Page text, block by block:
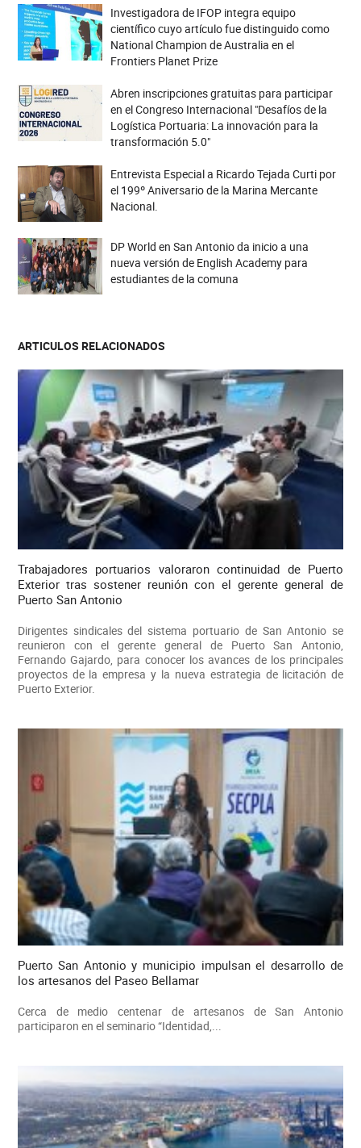
Investigadora de IFOP integra equipo
científico cuyo artículo fue distinguido como
National Champion de Australia en el
Frontiers Planet Prize
Abren inscripciones gratuitas para participar
en el Congreso Internacional "Desafíos de la
Logística Portuaria: La innovación para la
transformación 5.0"
Entrevista Especial a Ricardo Tejada Curti por
el 199º Aniversario de la Marina Mercante
Nacional.
DP World en San Antonio da inicio a una
nueva versión de English Academy para
estudiantes de la comuna
ARTICULOS RELACIONADOS
Trabajadores portuarios valoraron continuidad de Puerto
Exterior tras sostener reunión con el gerente general de
Puerto San Antonio
Dirigentes sindicales del sistema portuario de San Antonio se
reunieron con el gerente general de Puerto San Antonio,
Fernando Gajardo, para conocer los avances de los principales
proyectos de la empresa y la nueva estrategia de licitación de
Puerto Exterior.
Puerto San Antonio y municipio impulsan el desarrollo de
los artesanos del Paseo Bellamar
Cerca de medio centenar de artesanos de San Antonio
participaron en el seminario “Identidad,...